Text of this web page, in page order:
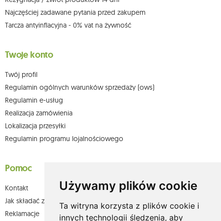
Używamy plików cookie
Ta witryna korzysta z plików cookie i
innych technologii śledzenia, aby
Najczęściej zadawane pytania przed zakupem
Tarcza antyinflacyjna - 0% vat na żywność
Twoje konto
Twój profil
Regulamin ogólnych warunków sprzedaży (ows)
Regulamin e-usług
Realizacja zamówienia
Lokalizacja przesyłki
Regulamin programu lojalnościowego
Pomoc
Kontakt
Jak składać zamówienia w sklepie olium.pl?
Reklamacje